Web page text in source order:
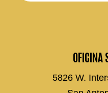
OFICINA
5826 W.